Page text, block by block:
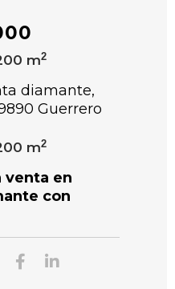
m2
diamante,
Guerrero
m2
venta en
con